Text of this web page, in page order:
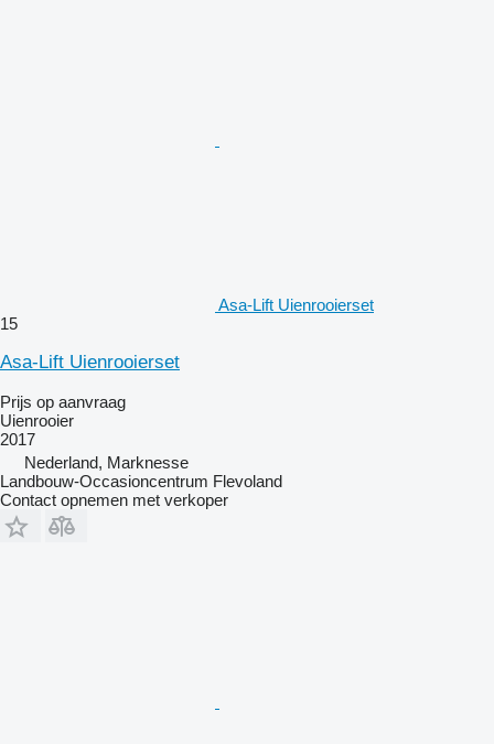
Asa-Lift Uienrooierset
15
Asa-Lift Uienrooierset
Prijs op aanvraag
Uienrooier
2017
Nederland, Marknesse
Landbouw-Occasioncentrum Flevoland
Contact opnemen met verkoper